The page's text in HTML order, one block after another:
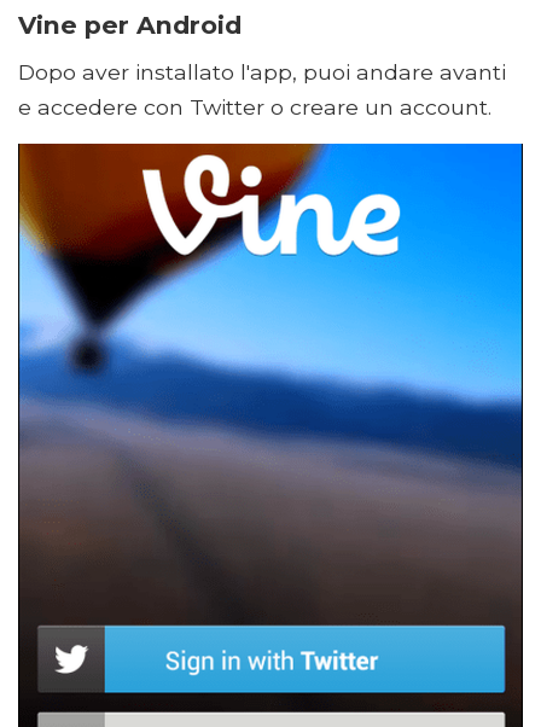
Vine per Android
Dopo aver installato l'app, puoi andare avanti
e accedere con Twitter o creare un account.